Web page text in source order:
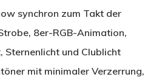
synchron zum Takt der
8er-RGB-Animation,
Sternenlicht und Clublicht
mit minimaler Verzerrung,